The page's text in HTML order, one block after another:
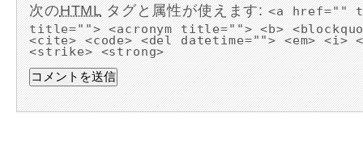
次のHTMLタグと属性が使えます:<a href=""
title=""> <acronym title=""> <b>
<cite> <code> <del datetime=""> <em> <i>
<strike> <strong>